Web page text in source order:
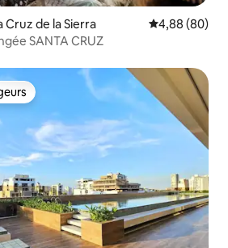
de la Sierra Évaluation
4,88 (80)
SANTA CRUZ